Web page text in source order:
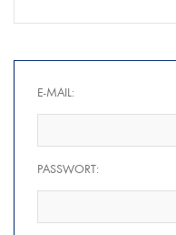
E-MAIL:
PASSWORT: